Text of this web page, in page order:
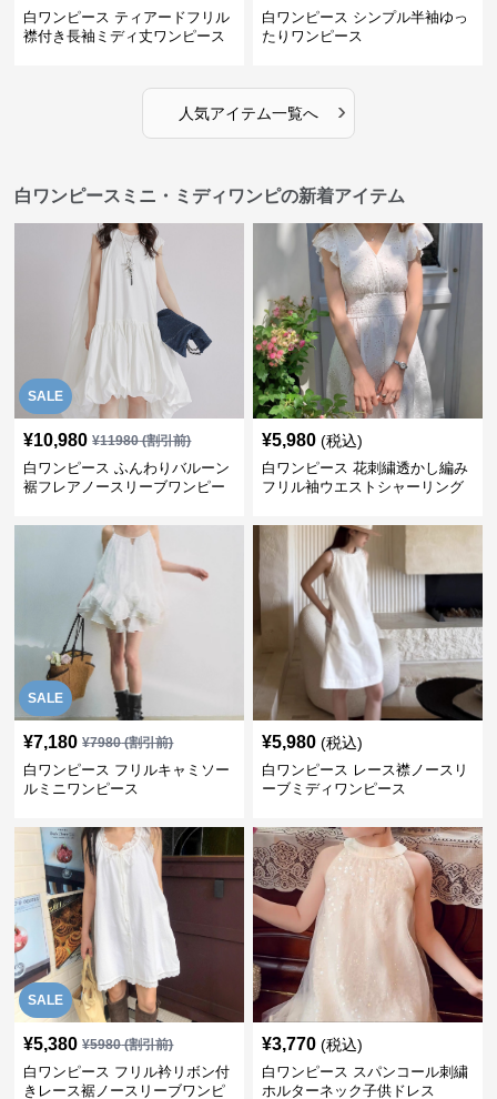
白ワンピース ティアードフリル
襟付き長袖ミディ丈ワンピース
白ワンピース シンプル半袖ゆっ
たりワンピース
人気アイテム一覧へ ›
白ワンピースミニ・ミディワンピの新着アイテム
SALE
¥10,980 ¥11980(割引前)
白ワンピース ふんわりバルーン
裾フレアノースリーブワンピー
¥5,980 (税込)
白ワンピース 花刺繍透かし編み
フリル袖ウエストシャーリング
SALE
¥7,180 ¥7980(割引前)
白ワンピース フリルキャミソー
ルミニワンピース
¥5,980 (税込)
白ワンピース レース襟ノースリ
ーブミディワンピース
SALE
¥5,380 ¥5980(割引前)
白ワンピース フリル衿リボン付
きレース裾ノースリーブワンピ
¥3,770 (税込)
白ワンピース スパンコール刺繍
ホルターネック子供ドレス